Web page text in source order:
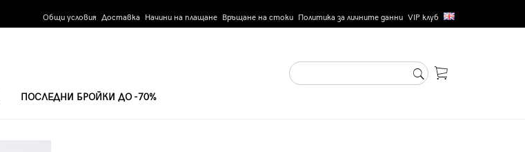
Общи условия Доставка Начини на плащане Връщане на стоки Политика за личните данни VIP клуб
ПОСЛЕДНИ БРОЙКИ ДО -70%